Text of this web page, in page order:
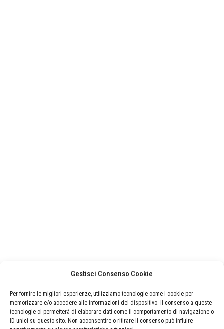
Gestisci Consenso Cookie
Per fornire le migliori esperienze, utilizziamo tecnologie come i cookie per
memorizzare e/o accedere alle informazioni del dispositivo. Il consenso a queste
tecnologie ci permetterà di elaborare dati come il comportamento di navigazione o
ID unici su questo sito. Non acconsentire o ritirare il consenso può influire